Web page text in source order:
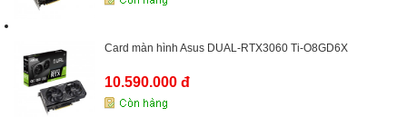
Card màn hình Asus DUAL-RTX3060 Ti-O8GD6X
10.590.000 đ